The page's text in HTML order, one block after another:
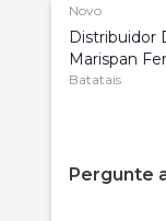
Novo
Distribuidor
Marispan
Citrus
Batatais
Pergunte